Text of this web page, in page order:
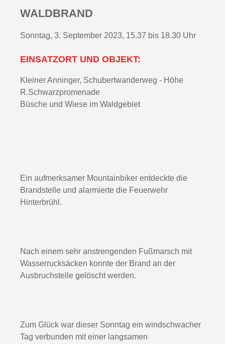
WALDBRAND
Sonntag, 3. September 2023, 15.37 bis 18.30 Uhr
EINSATZORT UND OBJEKT:
Kleiner Anninger, Schubertwanderweg - Höhe
R.Schwarzpromenade
Büsche und Wiese im Waldgebiet
Ein aufmerksamer Mountainbiker entdeckte die
Brandstelle und alarmierte die Feuerwehr
Hinterbrühl.
Nach einem sehr anstrengenden Fußmarsch mit
Wasserrucksäcken konnte der Brand an der
Ausbruchstelle gelöscht werden.
Zum Glück war dieser Sonntag ein windschwacher
Tag verbunden mit einer langsamen